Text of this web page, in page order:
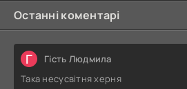
Останні коментарі
Г Гість Людмила
Така несусвітня херня